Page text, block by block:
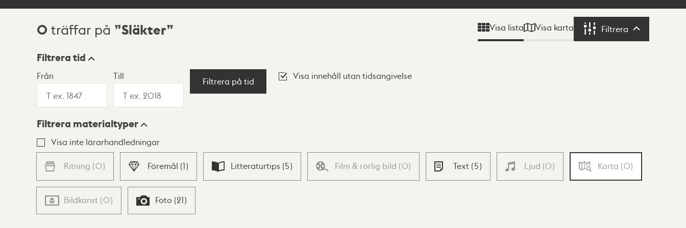
Sökresultat
0 träffar på Släkter Visa lista Visa karta Filtrera Filtrera
Visningsläge
Lista Karta
Filtrera tid
Från Till
Filtrera på tid
Visa innehåll utan tidsangivelse
Filtrera materialtyper
Visa inte lärarhandledningar
Ritning (0) Föremål (1) Litteraturtips (5) Film & rörlig bild (0) Text (5) Ljud (0) Karta (0)
Bildkonst (0) Foto (21)